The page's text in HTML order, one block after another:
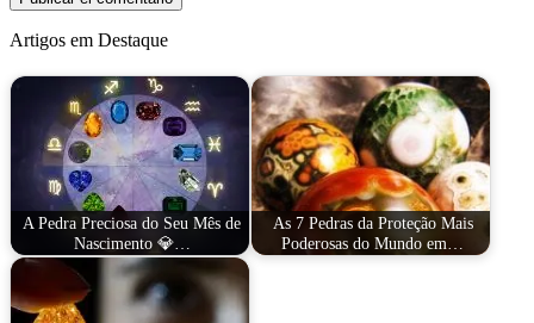
Artigos em Destaque
A Pedra Preciosa do Seu Mês de
Nascimento 💎…
As 7 Pedras da Proteção Mais
Poderosas do Mundo em…